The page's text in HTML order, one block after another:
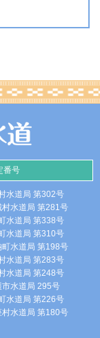
番号
水道局 第302号
村水道局 第281号
水道局 第338号
水道局 第310号
町水道局 第198号
水道局 第283号
水道局 第248号
市水道局 295号
水道局 第226号
村水道局 第180号